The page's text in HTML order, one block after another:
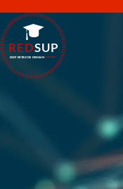
L'EXPERTISE DE DEMAIN
SUP
RED